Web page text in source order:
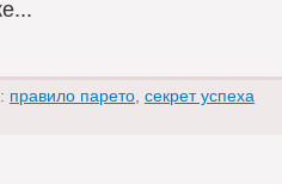
правило парето секрет успеха